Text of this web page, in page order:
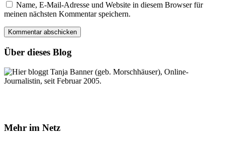
Name, E-Mail-Adresse und Website in diesem Browser für
meinen nächsten Kommentar speichern.
Über dieses Blog
Hier bloggt Tanja Banner (geb. Morschhäuser), Online-
Journalistin, seit Februar 2005.
Mehr im Netz